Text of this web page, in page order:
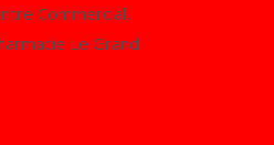
Commercial,
Le Grand